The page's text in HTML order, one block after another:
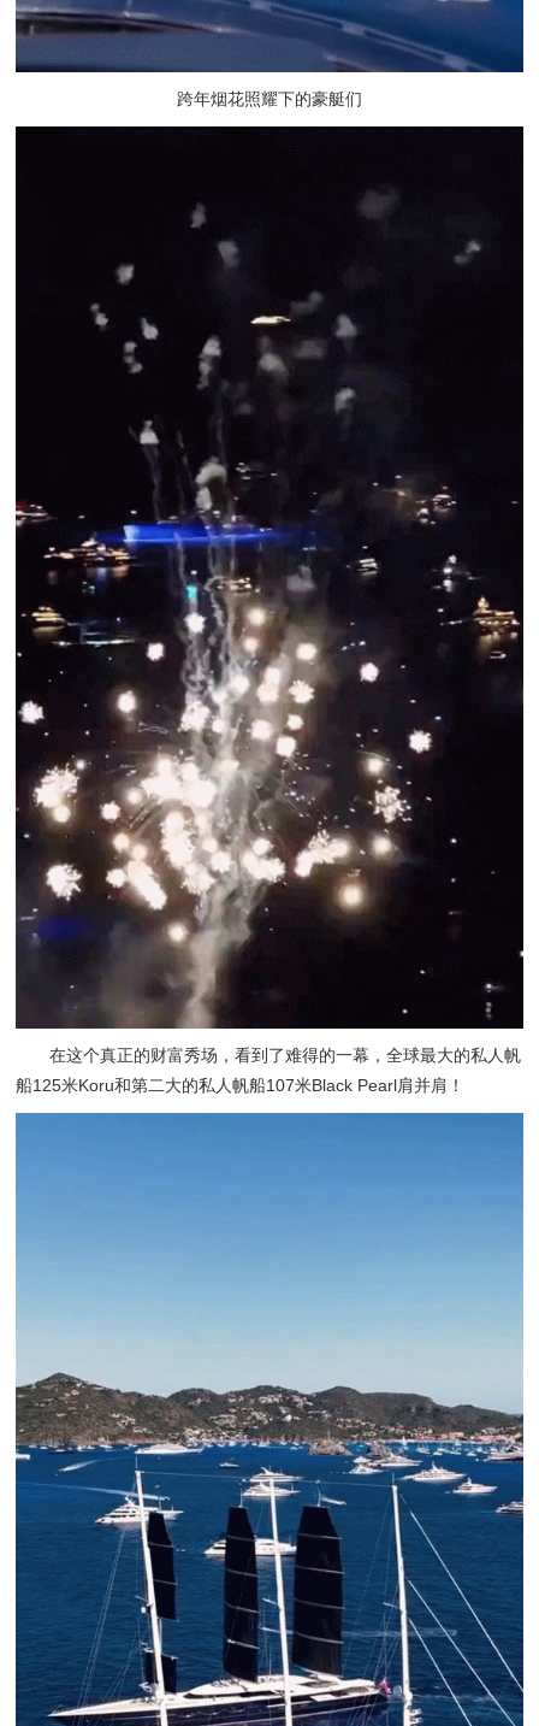
跨年烟花照耀下的豪艇们
在这个真正的财富秀场，看到了难得的一幕，全球最大的私人帆
船125米Koru和第二大的私人帆船107米Black Pearl肩并肩！